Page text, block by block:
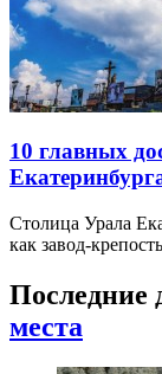
10 главных
Столица Урала
как завод-
Последние
места